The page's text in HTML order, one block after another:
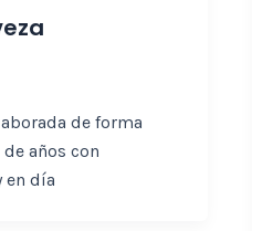
de forma
años con
en día